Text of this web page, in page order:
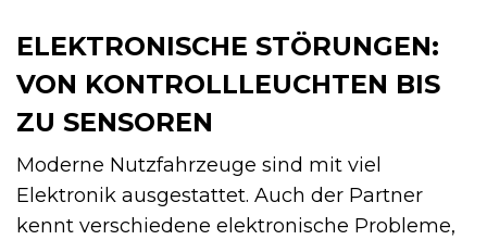
ELEKTRONISCHE STÖRUNGEN:
VON KONTROLLLEUCHTEN BIS
ZU SENSOREN
Moderne Nutzfahrzeuge sind mit viel
Elektronik ausgestattet. Auch der Partner
kennt verschiedene elektronische Probleme,